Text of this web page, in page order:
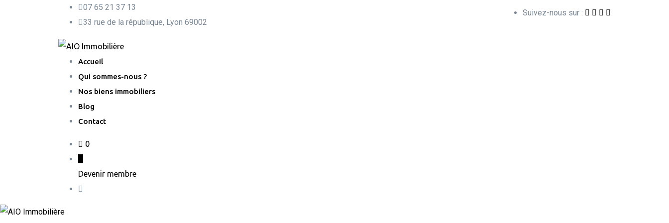
07 65 21 37 13
33 rue de la république, Lyon 69002
Suivez-nous sur :
Accueil
Qui sommes-nous ?
Nos biens immobiliers
Blog
Contact
0
Devenir membre